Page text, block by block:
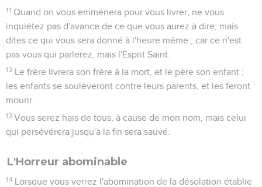
11 Quand on vous emmènera pour vous livrer, ne vous
inquiétez pas d'avance de ce que vous aurez à dire, mais
dites ce qui vous sera donné à l'heure même ; car ce n'est
pas vous qui parlerez, mais l'Esprit Saint.
12 Le frère livrera son frère à la mort, et le père son enfant ;
les enfants se soulèveront contre leurs parents, et les feront
mourir.
13 Vous serez haïs de tous, à cause de mon nom, mais celui
qui persévérera jusqu'à la fin sera sauvé.
L'Horreur abominable
14 Lorsque vous verrez l'abomination de la désolation établie